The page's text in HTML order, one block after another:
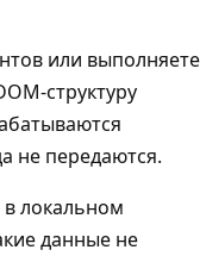
или выполняете
структуру
не передаются.
локальном
данные не